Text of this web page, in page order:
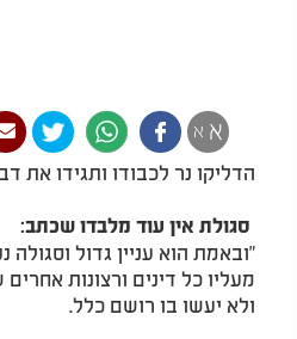
א א
הדליקו נר לכבודו ותגידו את
סגולת אין עוד מלבדו שכתב:
"ובאמת הוא עניין גדול
מעליו כל דינים ורצונות
ולא יעשו בו רושם כלל.